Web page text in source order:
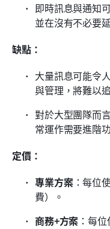
即時訊息與通知
並在沒有不必要
缺點：
大量訊息可能令
與管理，將難以
對於大型團隊而
常運作需要進階
定價：
專業方案：每位
費）。
商務+方案 ：每